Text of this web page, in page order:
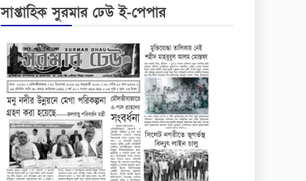
সাপ্তাহিক সুরমার ঢেউ ই-পেপার